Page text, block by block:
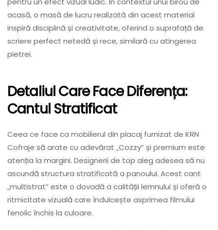
acasă, o masă de lucru realizată din acest material
inspiră disciplină și creativitate, oferind o suprafață de
scriere perfect netedă și rece, similară cu atingerea
pietrei.
Detaliul Care Face Diferența:
Cantul Stratificat
Ceea ce face ca mobilierul din placaj furnizat de KRN
Cofraje să arate cu adevărat „Cozzy” și premium este
atenția la margini. Designerii de top aleg adesea să nu
ascundă structura stratificată a panoului. Acest cant
„multistrat” este o dovadă a calității lemnului și oferă o
ritmicitate vizuală care îndulcește asprimea filmului
fenolic închis la culoare.